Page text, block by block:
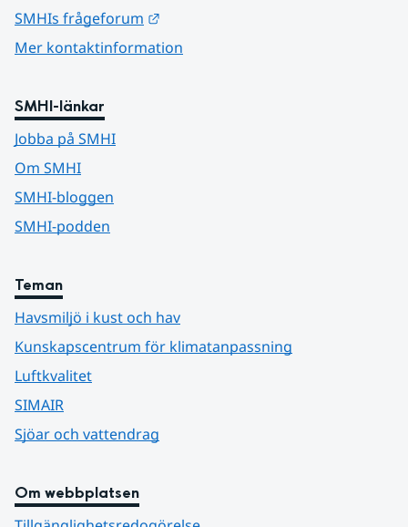
SMHIs frågeforum
Mer kontaktinformation
SMHI-länkar
Jobba på SMHI
Om SMHI
SMHI-bloggen
SMHI-podden
Teman
Havsmiljö i kust och hav
Kunskapscentrum för klimatanpassning
Luftkvalitet
SIMAIR
Sjöar och vattendrag
Om webbplatsen